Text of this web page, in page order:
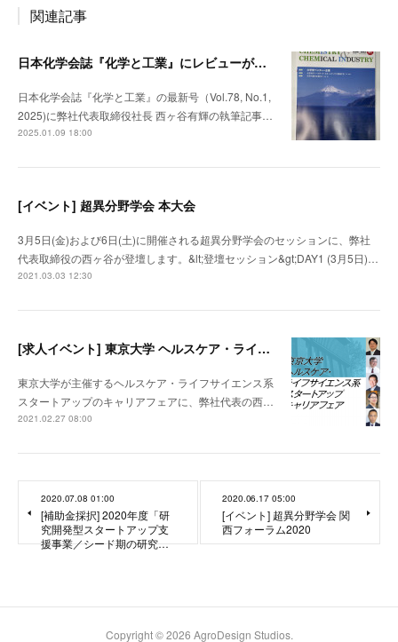
関連記事
日本化学会誌『化学と工業』にレビューが掲載されました
日本化学会誌『化学と工業』の最新号（Vol.78, No.1,
2025)に弊社代表取締役社長 西ヶ谷有輝の執筆記事…
2025.01.09 18:00
[イベント] 超異分野学会 本大会
3月5日(金)および6日(土)に開催される超異分野学会のセッションに、弊社
代表取締役の西ヶ谷が登壇します。&lt;登壇セッション&gt;DAY1 (3月5日)…
2021.03.03 12:30
[求人イベント] 東京大学 ヘルスケア・ライフサイエンス系スタートアップ キャリアフェア
東京大学が主催するヘルスケア・ライフサイエンス系
スタートアップのキャリアフェアに、弊社代表の西…
2021.02.27 08:00
2020.07.08 01:00
[補助金採択] 2020年度「研
究開発型スタートアップ支
援事業／シード期の研究…
2020.06.17 05:00
[イベント] 超異分野学会 関
西フォーラム2020
Copyright ©2026 AgroDesign Studios.